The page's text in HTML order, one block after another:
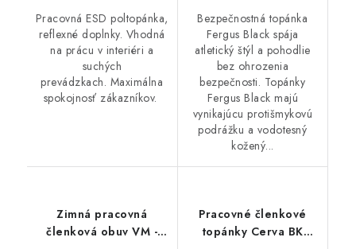
Pracovná ESD poltopánka,
reflexné doplnky. Vhodná
na prácu v interiéri a
suchých
prevádzkach. Maximálna
spokojnosť zákazníkov.
Bezpečnostná topánka
Fergus Black spája
atletický štýl a pohodlie
bez ohrozenia
bezpečnosti. Topánky
Fergus Black majú
vynikajúcu protišmykovú
podrážku a vodotesný
kožený...
Zimná pracovná
členková obuv VM -
Pracovné členkové
topánky Cerva BK